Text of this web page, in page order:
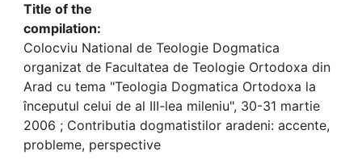
Title of the
compilation:
Colocviu National de Teologie Dogmatica
organizat de Facultatea de Teologie Ortodoxa din
Arad cu tema "Teologia Dogmatica Ortodoxa la
începutul celui de al III-lea mileniu", 30-31 martie
2006 ; Contributia dogmatistilor aradeni: accente,
probleme, perspective